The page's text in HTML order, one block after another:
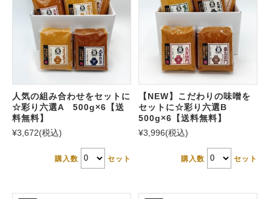
人気の組み合わせをセットに
☆彩り六選A 500g×6【送
料無料】
¥3,672(税込)
購入数 セット
【NEW】こだわりの味噌を
セットに☆彩り六選B
500g×6【送料無料】
¥3,996(税込)
購入数 セット